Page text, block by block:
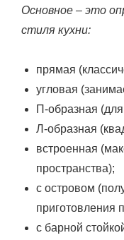
Основное – это
стиля кухни:
прямая
угловая
П-образная
Л-образная
встроенная
пространства);
с островом
приготовления
с барной